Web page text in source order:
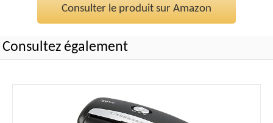
Consulter le produit sur Amazon
Consultez également